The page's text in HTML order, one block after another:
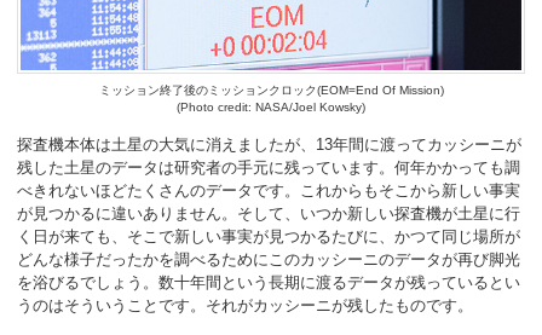
ミッション終了後のミッションクロック(EOM=End Of Mission)
(Photo credit: NASA/Joel Kowsky)
探査機本体は土星の大気に消えましたが、13年間に渡ってカッシーニが
残した土星のデータは研究者の手元に残っています。何年かかっても調
べきれないほどたくさんのデータです。これからもそこから新しい事実
が見つかるに違いありません。そして、いつか新しい探査機が土星に行
く日が来ても、そこで新しい事実が見つかるたびに、かつて同じ場所が
どんな様子だったかを調べるためにこのカッシーニのデータが再び脚光
を浴びるでしょう。数十年間という長期に渡るデータが残っているとい
うのはそういうことです。それがカッシーニが残したものです。